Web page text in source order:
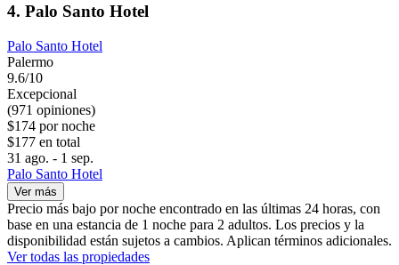
4. Palo Santo Hotel
Palo Santo Hotel
Palermo
9.6/10
Excepcional
(971 opiniones)
$174 por noche
$177 en total
31 ago. - 1 sep.
Palo Santo Hotel
Ver más
Precio más bajo por noche encontrado en las últimas 24 horas, con
base en una estancia de 1 noche para 2 adultos. Los precios y la
disponibilidad están sujetos a cambios. Aplican términos adicionales.
Ver todas las propiedades